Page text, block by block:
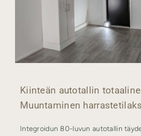
Kiinteän autotallin
Muuntaminen
Integroidun 80-luvun autotallin